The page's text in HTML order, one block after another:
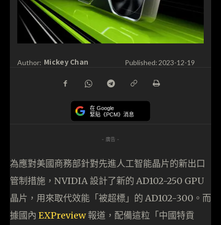
Author: Mickey Chan Published: 2023-12-19
在 Google
緊貼《PCM》消息
- 廣告 -
為應對美國商務部針對先進人工智能晶片的新出口
管制措施，NVIDIA 設計了新的 AD102-250 GPU
晶片，用來取代效能「被超標」的 AD102-300。而
據國內 EXPreview報道，配備這粒「中國特貢